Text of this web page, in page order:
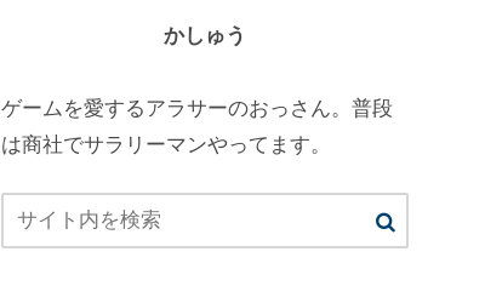
かしゅう
ゲームを愛するアラサーのおっさん。普段
は商社でサラリーマンやってます。